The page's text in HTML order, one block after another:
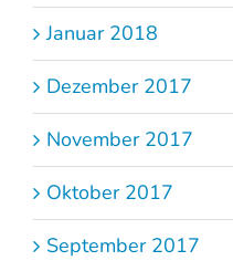
Januar 2018
Dezember 2017
November 2017
Oktober 2017
September 2017